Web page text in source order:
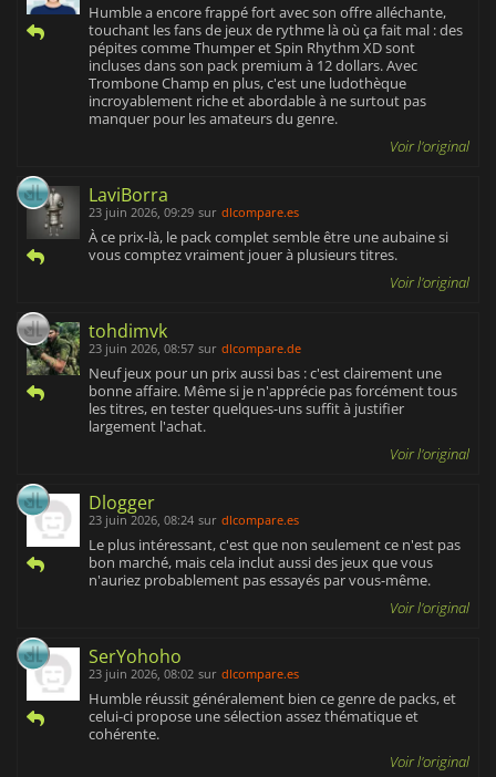
Humble a encore frappé fort avec son offre alléchante,
touchant les fans de jeux de rythme là où ça fait mal : des
pépites comme Thumper et Spin Rhythm XD sont
incluses dans son pack premium à 12 dollars. Avec
Trombone Champ en plus, c'est une ludothèque
incroyablement riche et abordable à ne surtout pas
manquer pour les amateurs du genre.
Voir l'original
LaviBorra
23 juin 2026, 09:29 sur dlcompare.es
À ce prix-là, le pack complet semble être une aubaine si
vous comptez vraiment jouer à plusieurs titres.
Voir l'original
tohdimvk
23 juin 2026, 08:57 sur dlcompare.de
Neuf jeux pour un prix aussi bas : c'est clairement une
bonne affaire. Même si je n'apprécie pas forcément tous
les titres, en tester quelques-uns suffit à justifier
largement l'achat.
Voir l'original
Dlogger
23 juin 2026, 08:24 sur dlcompare.es
Le plus intéressant, c'est que non seulement ce n'est pas
bon marché, mais cela inclut aussi des jeux que vous
n'auriez probablement pas essayés par vous-même.
Voir l'original
SerYohoho
23 juin 2026, 08:02 sur dlcompare.es
Humble réussit généralement bien ce genre de packs, et
celui-ci propose une sélection assez thématique et
cohérente.
Voir l'original